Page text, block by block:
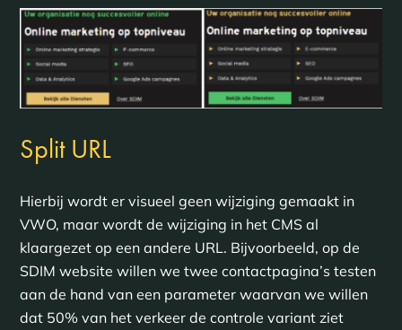
Split URL
Hierbij wordt er visueel geen wijziging gemaakt in
VWO, maar wordt de wijziging in het CMS al
klaargezet op een andere URL. Bijvoorbeeld, op de
SDIM website willen we twee contactpagina’s testen
aan de hand van een parameter waarvan we willen
dat 50% van het verkeer de controle variant ziet